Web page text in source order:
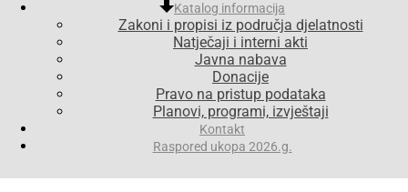
Katalog informacija
Zakoni i propisi iz područja djelatnosti
Natječaji i interni akti
Javna nabava
Donacije
Pravo na pristup podataka
Planovi, programi, izvještaji
Kontakt
Raspored ukopa 2026.g.